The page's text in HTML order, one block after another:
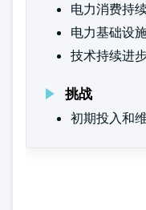
电力消费持续
电力基础设
技术持续进步
挑战
初期投入和